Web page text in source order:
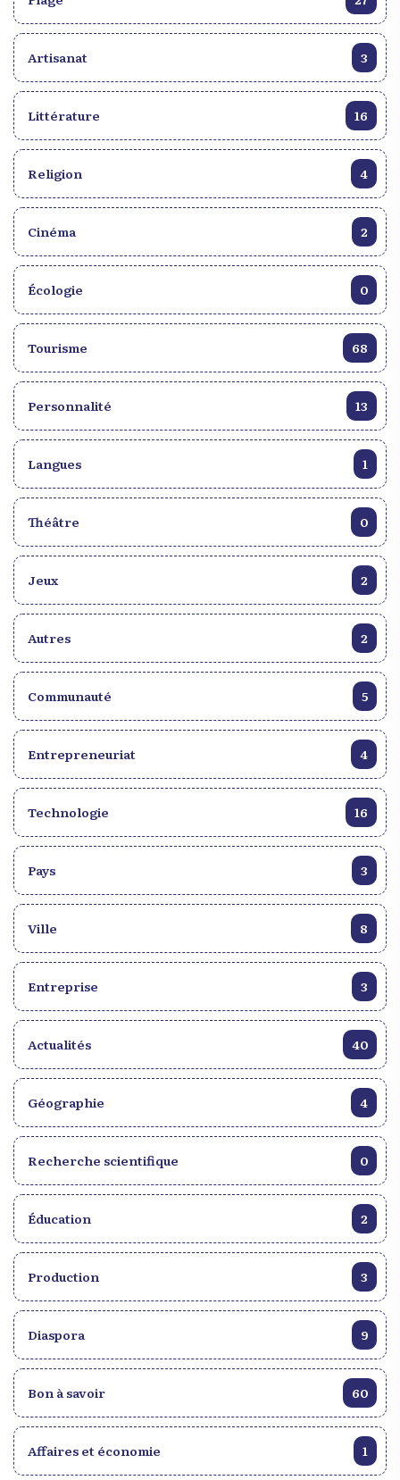
Artisanat 3
Littérature 16
Religion 4
Cinéma 2
Écologie 0
Tourisme 68
Personnalité 13
Langues 1
Théâtre 0
Jeux 2
Autres 2
Communauté 5
Entrepreneuriat 4
Technologie 16
Pays 3
Ville 8
Entreprise 3
Actualités 40
Géographie 4
Recherche scientifique 0
Éducation 2
Production 3
Diaspora 9
Bon à savoir 60
Affaires et économie 1